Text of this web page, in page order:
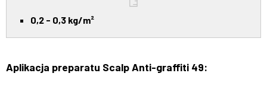
0,2 - 0,3 kg/m²
Aplikacja preparatu Scalp Anti-graffiti 49: